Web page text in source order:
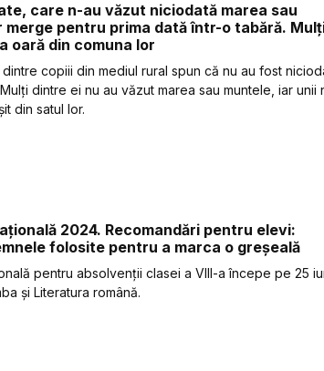
care n-au văzut niciodată marea sau
merge pentru prima dată într-o tabără.
oară din comuna lor
copiii din mediul rural spun că nu au fost
dintre ei nu au văzut marea sau muntele, iar unii
din satul lor.
2024. Recomandări pentru elevi:
folosite pentru a marca o greșeală
pentru absolvenții clasei a VIII-a începe pe 25
și Literatura română.